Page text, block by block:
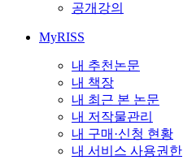
공개강의
MyRISS
내 추천논문
내 책장
내 최근 본 논문
내 저작물관리
내 구매·신청 현황
내 서비스 사용권한